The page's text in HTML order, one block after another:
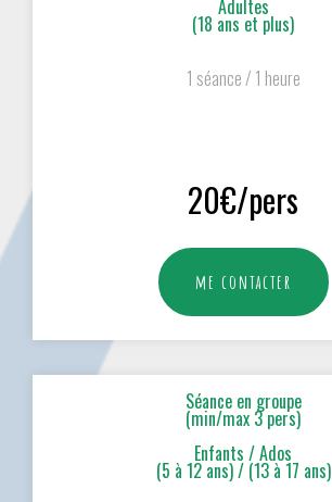
Adultes
(18 ans et plus)
1 séance / 1 heure
20€/pers
me contacter
Séance en groupe
(min/max 3 pers)
Enfants / Ados
(5 à 12 ans) / (13 à 17 ans)